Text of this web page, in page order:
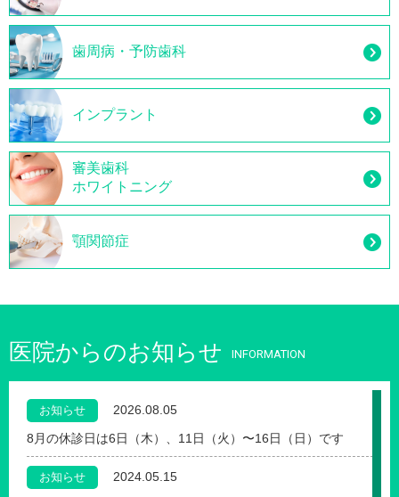
歯周病・予防歯科
インプラント
審美歯科
ホワイトニング
顎関節症
医院からのお知らせ INFORMATION
お知らせ
2026.08.05
8月の休診日は6日（木）、11日（火）〜16日（日）です
お知らせ
2024.05.15